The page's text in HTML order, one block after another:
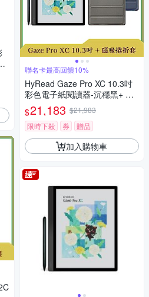
聯名卡最高回饋10%
HyRead Gaze Pro XC 10.3吋
彩色電子紙閱讀器-沉穩黑+ 磁
吸捲折套 (組合)
$21,183 $21,983
限時下殺
券 贈品
加入購物車